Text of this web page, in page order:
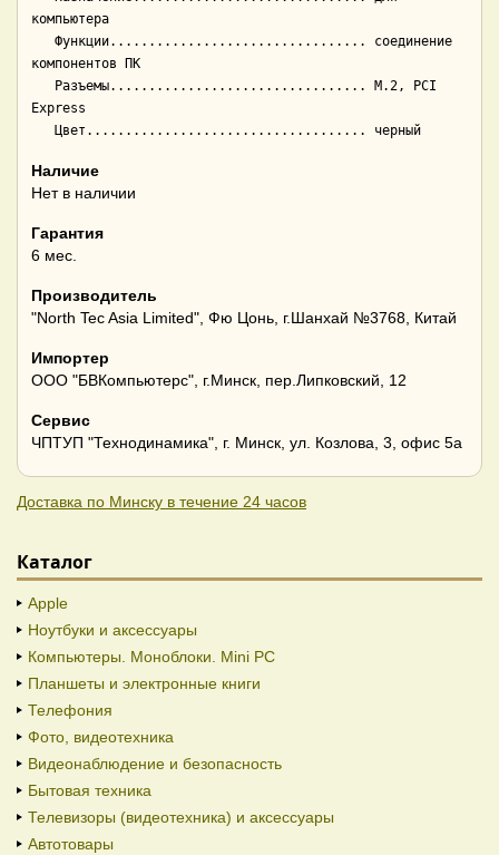
компьютера
компонентов ПК
Express
Наличие
Нет в наличии
Гарантия
6 мес.
Производитель
"North Tec Asia Limited", Фю Цонь, г.Шанхай №3768, Китай
Импортер
ООО "БВКомпьютерс", г.Минск, пер.Липковский, 12
Сервис
ЧПТУП "Технодинамика", г. Минск, ул. Козлова, 3, офис 5а
Доставка по Минску в течение 24 часов
Каталог
Apple
Ноутбуки и аксессуары
Компьютеры. Моноблоки. Mini PC
Планшеты и электронные книги
Телефония
Фото, видеотехника
Видеонаблюдение и безопасность
Бытовая техника
Телевизоры (видеотехника) и аксессуары
Автотовары